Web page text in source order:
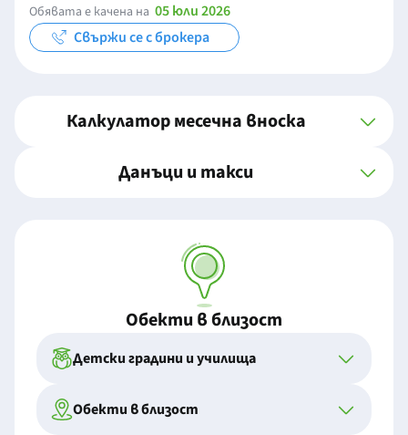
Обявата е качена на 05 юли 2026
Свържи се с брокера
Калкулатор месечна вноска
Данъци и такси
Обекти в близост
Детски градини и училища
Обекти в близост